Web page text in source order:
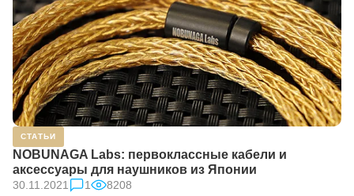
СТАТЬИ
NOBUNAGA Labs: первоклассные кабели и
аксессуары для наушников из Японии
30.11.2021 1 8208